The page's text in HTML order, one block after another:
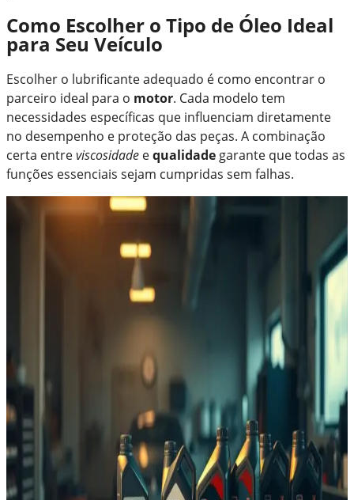
Como Escolher o Tipo de Óleo Ideal
para Seu Veículo
Escolher o lubrificante adequado é como encontrar o
parceiro ideal para o motor. Cada modelo tem
necessidades específicas que influenciam diretamente
no desempenho e proteção das peças. A combinação
certa entreviscosidade equalidade garante que todas as
funções essenciais sejam cumpridas sem falhas.